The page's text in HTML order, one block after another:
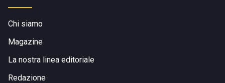
Chi siamo
Magazine
La nostra linea editoriale
Redazione